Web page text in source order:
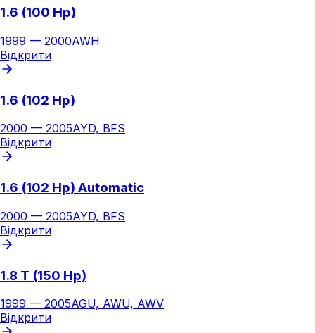
1.6 (100 Hp)
1999 — 2000AWH
Відкрити
1.6 (102 Hp)
2000 — 2005AYD, BFS
Відкрити
1.6 (102 Hp) Automatic
2000 — 2005AYD, BFS
Відкрити
1.8 T (150 Hp)
1999 — 2005AGU, AWU, AWV
Відкрити